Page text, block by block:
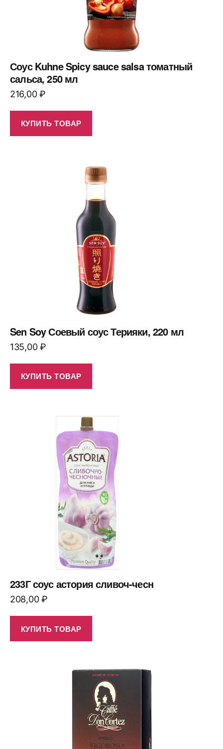
Соус Kuhne Spicy sauce salsa томатный
сальса, 250 мл
216,00₽
КУПИТЬ ТОВАР
Sen Soy Соевый соус Терияки, 220 мл
135,00₽
КУПИТЬ ТОВАР
233Г соус астория сливоч-чесн
208,00₽
КУПИТЬ ТОВАР